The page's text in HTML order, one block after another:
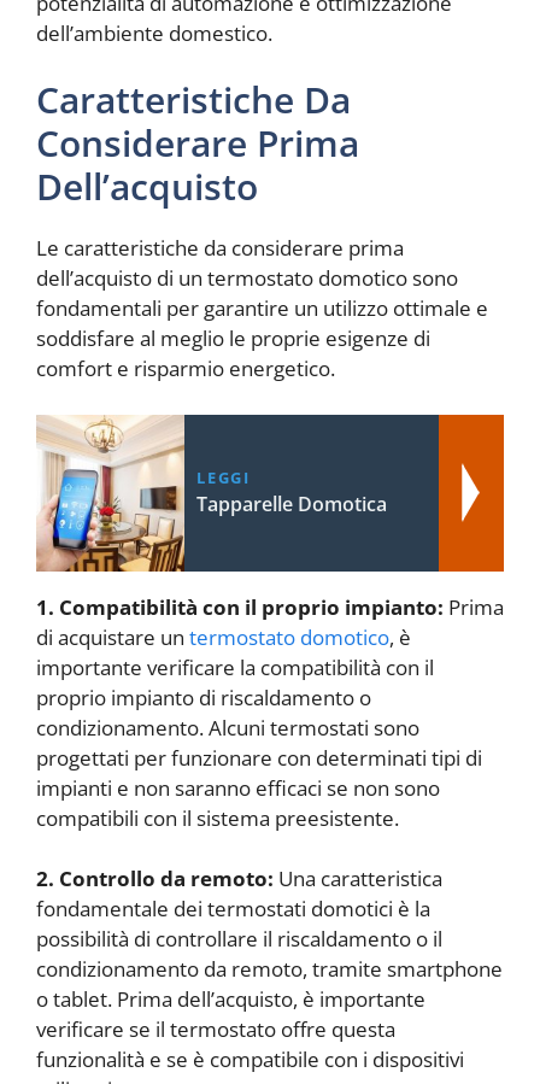
dell’ambiente domestico.
Caratteristiche Da
Considerare Prima
Dell’acquisto
Le caratteristiche da considerare prima
dell’acquisto di un termostato domotico sono
fondamentali per garantire un utilizzo ottimale e
soddisfare al meglio le proprie esigenze di
comfort e risparmio energetico.
LEGGI
Tapparelle Domotica
1. Compatibilità con il proprio impianto: Prima
di acquistare un termostato domotico, è
importante verificare la compatibilità con il
proprio impianto di riscaldamento o
condizionamento. Alcuni termostati sono
progettati per funzionare con determinati tipi di
impianti e non saranno efficaci se non sono
compatibili con il sistema preesistente.
2. Controllo da remoto: Una caratteristica
fondamentale dei termostati domotici è la
possibilità di controllare il riscaldamento o il
condizionamento da remoto, tramite smartphone
o tablet. Prima dell’acquisto, è importante
verificare se il termostato offre questa
funzionalità e se è compatibile con i dispositivi